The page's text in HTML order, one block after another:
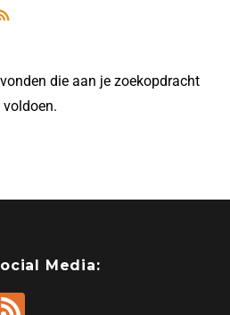
die aan je zoekopdracht
voldoen.
Media:
X